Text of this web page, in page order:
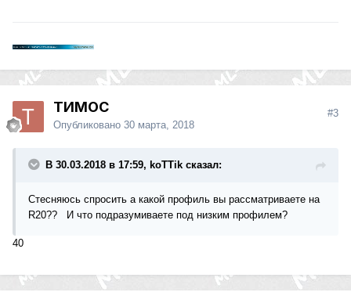
ТИМОС
Опубликовано 30 марта, 2018
#3
В 30.03.2018 в 17:59, koTTik сказал:
Стесняюсь спросить а какой профиль вы рассматриваете на
R20?? И что подразумиваете под низким профилем?
40